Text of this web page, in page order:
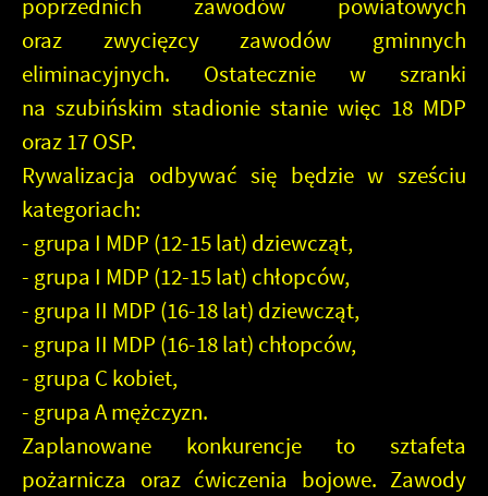
poprzednich zawodów powiatowych
oraz zwycięzcy zawodów gminnych
eliminacyjnych. Ostatecznie w szranki
na szubińskim stadionie stanie więc 18 MDP
oraz 17 OSP.
Rywalizacja odbywać się będzie w sześciu
kategoriach:
- grupa I MDP (12-15 lat) dziewcząt,
- grupa I MDP (12-15 lat) chłopców,
- grupa II MDP (16-18 lat) dziewcząt,
- grupa II MDP (16-18 lat) chłopców,
- grupa C kobiet,
- grupa A mężczyzn.
Zaplanowane konkurencje to sztafeta
pożarnicza oraz ćwiczenia bojowe. Zawody